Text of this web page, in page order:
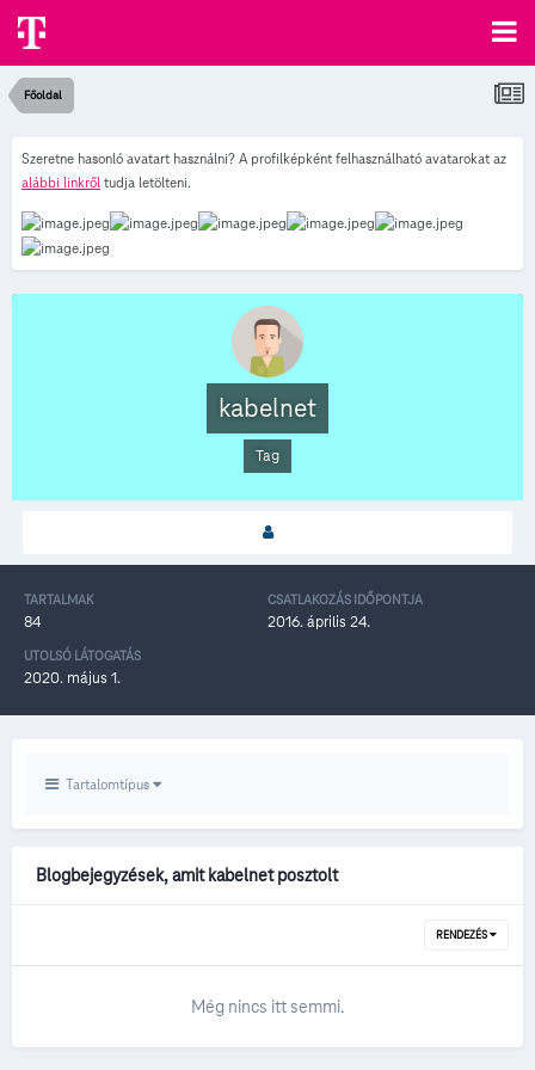
Főoldal
Szeretne hasonló avatart használni? A profilképként felhasználható avatarokat az
alábbi linkről tudja letölteni.
kabelnet
Tag
TARTALMAK
84
CSATLAKOZÁS IDŐPONTJA
2016. április 24.
UTOLSÓ LÁTOGATÁS
2020. május 1.
Tartalomtípus
Blogbejegyzések, amit kabelnet posztolt
RENDEZÉS
Még nincs itt semmi.